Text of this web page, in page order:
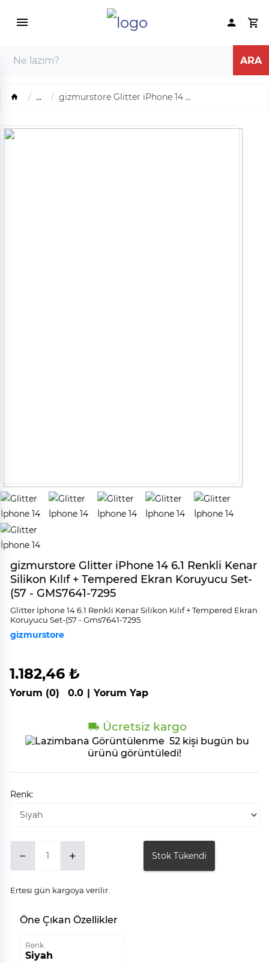
... gizmurstore Glitter iPhone 14 ...
gizmurstore Glitter iPhone 14 6.1 Renkli Kenar
Silikon Kılıf + Tempered Ekran Koruyucu Set-
(57 - GMS7641-7295
Gli̇tter İphone 14 6.1 Renkli̇ Kenar Si̇li̇kon Kılıf + Tempered Ekran
Koruyucu Set-(57 - Gms7641-7295
gizmurstore
1.182,46 ₺
Yorum (0) 0.0 | Yorum Yap
Ücretsiz kargo
52 kişi bugün bu
ürünü görüntüledi!
Renk:
Stok Tükendi
Ertesi gün kargoya verilir.
Öne Çıkan Özellikler
Renk
Siyah